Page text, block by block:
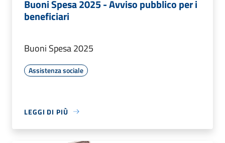
Buoni Spesa 2025 - Avviso pubblico per i
beneficiari
Buoni Spesa 2025
Assistenza sociale
LEGGI DI PIÙ